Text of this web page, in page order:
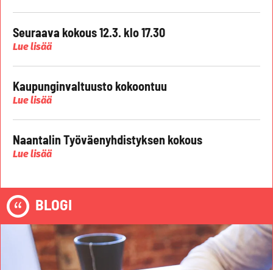
Seuraava kokous 12.3. klo 17.30
Lue lisää
Kaupunginvaltuusto kokoontuu
Lue lisää
Naantalin Työväenyhdistyksen kokous
Lue lisää
BLOGI